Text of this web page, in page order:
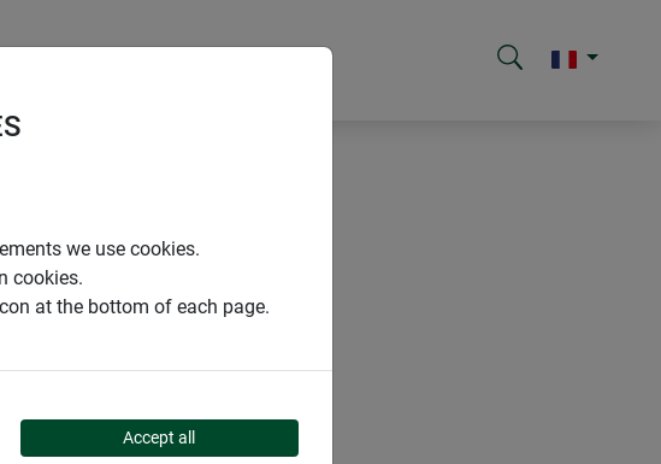
we use cookies.
cookies.
at the bottom of each page.
Accept all